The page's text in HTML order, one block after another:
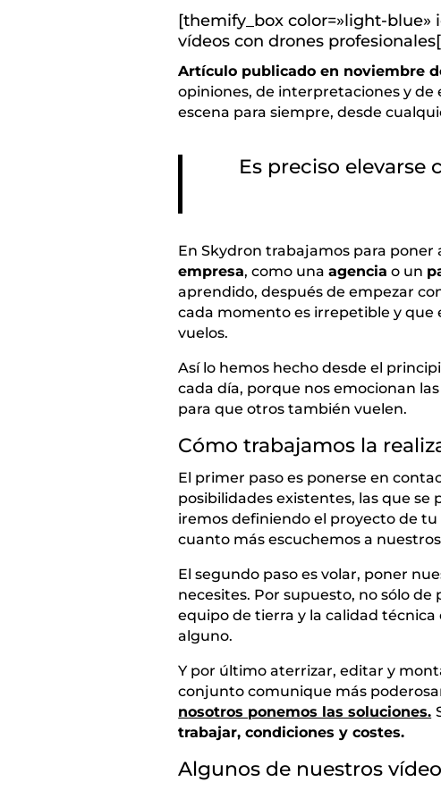
[themify_box color=»light-
vídeos con drones
Artículo publicado en noviembre
opiniones, de interpretaciones y de
escena para siempre, desde
Es preciso elevarse
En Skydron trabajamos para poner
empresa, como unaagencia o un
aprendido, después de empezar
cada momento es irrepetible y que
vuelos.
Así lo hemos hecho desde el
cada día, porque nos emocionan
para que otros también vuelen.
Cómo trabajamos la
El primer paso es ponerse en
posibilidades existentes, las que
iremos definiendo el proyecto de tu
cuanto más escuchemos a
El segundo paso es volar, poner
necesites. Por supuesto, no sólo
equipo de tierra y la calidad
alguno.
Y por último aterrizar, editar y
conjunto comunique más
nosotros ponemos las soluciones.
trabajar, condiciones y costes.
Algunos de nuestros